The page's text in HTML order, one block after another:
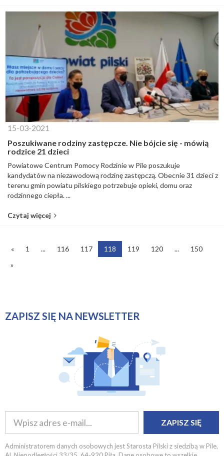
15-03-2021
Poszukiwane rodziny zastępcze. Nie bójcie się - mówią
rodzice 21 dzieci
Powiatowe Centrum Pomocy Rodzinie w Pile poszukuje
kandydatów na niezawodową rodzinę zastępczą. Obecnie 31 dzieci z
terenu gmin powiatu pilskiego potrzebuje opieki, domu oraz
rodzinnego ciepła. ...
Czytaj więcej
« 1 ... 116 117 118 119 120 ...
150
»
ZAPISZ SIĘ NA NEWSLETTER
ZAPISZ SIĘ
Administratorem danych osobowych jest Starosta Pilski z siedzibą w Pile,